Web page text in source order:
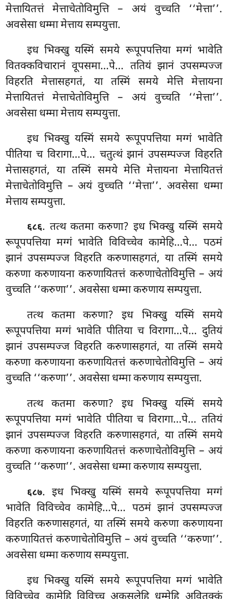
मेत्तायितत्तं मेत्ताचेतोविमुत्ति – अयं वुच्चति ‘‘मेत्ता’’.
अवसेसा धम्मा मेत्ताय सम्पयुत्ता.
इध भिक्खु यस्मिं समये रूपूपपत्तिया मग्गं भावेति
वितक्कविचारानं वूपसमा…पे… ततियं झानं उपसम्पज्ज
विहरति मेत्तासहगतं, या तस्मिं समये मेत्ति मेत्तायना
मेत्तायितत्तं मेत्ताचेतोविमुत्ति – अयं वुच्चति ‘‘मेत्ता’’.
अवसेसा धम्मा मेत्ताय सम्पयुत्ता.
इध भिक्खु यस्मिं समये रूपूपपत्तिया मग्गं भावेति
पीतिया च विरागा…पे… चतुत्थं झानं उपसम्पज्ज विहरति
मेत्तासहगतं, या तस्मिं समयेमेत्ति मेत्तायना मेत्तायितत्तं
मेत्ताचेतोविमुत्ति – अयं वुच्चति ‘‘मेत्ता’’. अवसेसा धम्मा
मेत्ताय सम्पयुत्ता.
६८६. तत्थकतमा करुणा? इध भिक्खु यस्मिं समये
रूपूपपत्तिया मग्गं भावेति विविच्चेव कामेहि…पे… पठमं
झानं उपसम्पज्ज विहरति करुणासहगतं, या तस्मिं समये
करुणा करुणायना करुणायितत्तं करुणाचेतोविमुत्ति – अयं
वुच्चति ‘‘करुणा’’. अवसेसा धम्मा करुणाय सम्पयुत्ता.
तत्थ कतमा करुणा? इध भिक्खु यस्मिं समये
रूपूपपत्तिया मग्गं भावेति पीतिया च विरागा…पे… दुतियं
झानं उपसम्पज्ज विहरति करुणासहगतं, या तस्मिं समये
करुणा करुणायना करुणायितत्तं करुणाचेतोविमुत्ति – अयं
वुच्चति ‘‘करुणा’’. अवसेसा धम्मा करुणाय सम्पयुत्ता.
तत्थ कतमा करुणा? इध भिक्खु यस्मिं समये
रूपूपपत्तिया मग्गं भावेति पीतिया च विरागा…पे… ततियं
झानं उपसम्पज्ज विहरति करुणासहगतं, या तस्मिं समये
करुणा करुणायना करुणायितत्तं करुणाचेतोविमुत्ति – अयं
वुच्चति ‘‘करुणा’’. अवसेसा धम्मा करुणाय सम्पयुत्ता.
६८७. इध भिक्खु यस्मिं समये रूपूपपत्तिया मग्गं
भावेति विविच्चेव कामेहि…पे… पठमं झानं उपसम्पज्ज
विहरति करुणासहगतं, या तस्मिं समये करुणा करुणायना
करुणायितत्तं करुणाचेतोविमुत्ति– अयं वुच्चति ‘‘करुणा’’.
अवसेसा धम्मा करुणाय सम्पयुत्ता.
इध भिक्खु यस्मिं समये रूपूपपत्तिया मग्गं भावेति